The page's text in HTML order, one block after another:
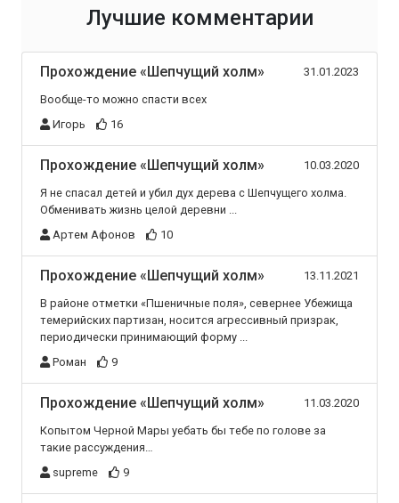
Лучшие комментарии
Прохождение «Шепчущий холм» 31.01.2023
Вообще-то можно спасти всех
Игорь
16
Прохождение «Шепчущий холм» 10.03.2020
Я не спасал детей и убил дух дерева с Шепчущего холма.
Обменивать жизнь целой деревни ...
Артем Афонов
10
Прохождение «Шепчущий холм» 13.11.2021
В районе отметки «Пшеничные поля», севернее Убежища
темерийских партизан, носится агрессивный призрак,
периодически принимающий форму ...
Роман
9
Прохождение «Шепчущий холм» 11.03.2020
Копытом Черной Мары уебать бы тебе по голове за
такие рассуждения…
supreme
9